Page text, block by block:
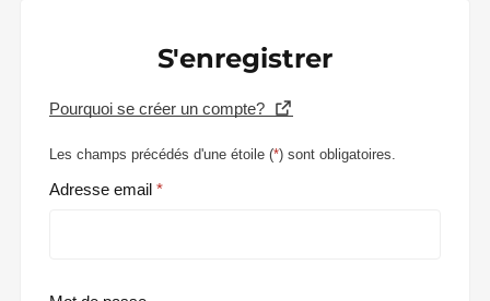
S'enregistrer
Pourquoi se créer un compte?
Les champs précédés d'une étoile (*) sont obligatoires.
Adresse email